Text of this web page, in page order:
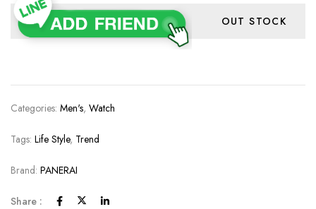
OUT STOCK
Categories: Men's, Watch
Tags: Life Style, Trend
Brand: PANERAI
Share :